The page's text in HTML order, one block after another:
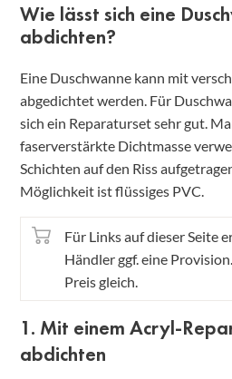
Wie lässt sich eine
abdichten?
Eine Duschwanne kann mit
abgedichtet werden. Für
sich ein Reparaturset sehr gut.
faserverstärkte Dichtmasse
Schichten auf den Riss
Möglichkeit ist flüssiges PVC.
Für Links auf dieser Seite
Händler ggf. eine
Preis gleich.
1. Mit einem Acryl-
abdichten